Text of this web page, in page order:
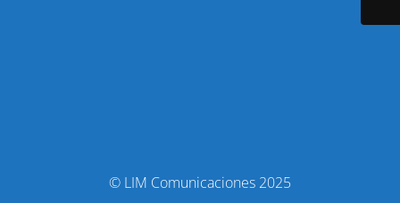
© LIM Comunicaciones 2025